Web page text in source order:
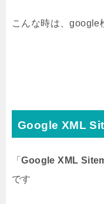
こんな時は、google
Google XML
「Google XML
です